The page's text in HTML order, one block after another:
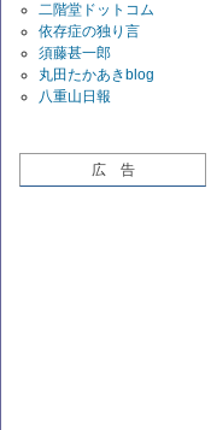
二階堂ドットコム
依存症の独り言
須藤甚一郎
丸田たかあきblog
八重山日報
広 告